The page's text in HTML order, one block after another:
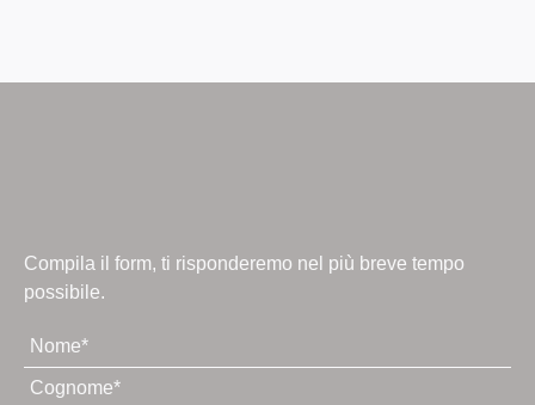
Mettiti in contatto con
Compila il form, ti risponderemo nel più breve tempo
possibile.